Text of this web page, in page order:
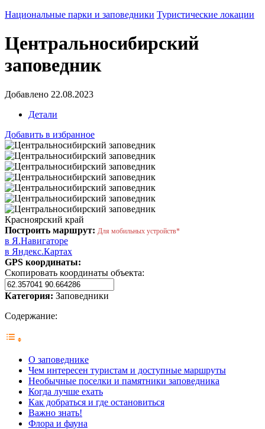
Национальные парки и заповедники Туристические локации
Центральносибирский
заповедник
Добавлено 22.08.2023
Детали
Добавить в избранное
Красноярский край
Построить маршрут: Для мобильных устройств*
в Я.Навигаторе
в Яндекс.Картах
GPS координаты:
Скопировать координаты объекта:
Категория: Заповедники
Содержание:
О заповеднике
Чем интересен туристам и доступные маршруты
Необычные поселки и памятники заповедника
Когда лучше ехать
Как добраться и где остановиться
Важно знать!
Флора и фауна